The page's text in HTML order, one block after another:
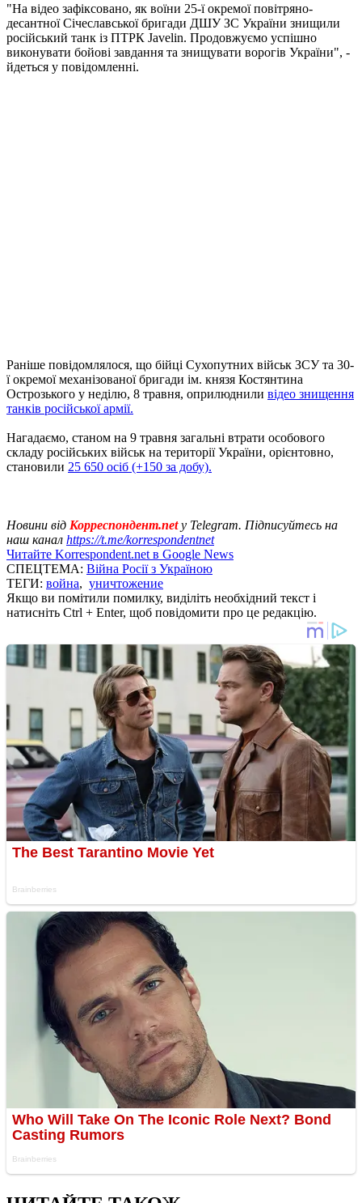
"На відео зафіксовано, як воїни 25-ї окремої повітряно-
десантної Січеславської бригади ДШУ ЗС України знищили
російський танк із ПТРК Javelin. Продовжуємо успішно
виконувати бойові завдання та знищувати ворогів України", -
йдеться у повідомленні.
Раніше повідомлялося, що бійці Сухопутних військ ЗСУ та 30-
ї окремої механізованої бригади ім. князя Костянтина
Острозького у неділю, 8 травня, оприлюднили відео знищення
танків російської армії.
Нагадаємо, станом на 9 травня загальні втрати особового
складу російських військ на території України, орієнтовно,
становили 25 650 осіб (+150 за добу).
Новини від Корреспондент.netу Telegram. Підписуйтесь на
наш канал https://t.me/korrespondentnet
Читайте Korrespondent.net в Google News
СПЕЦТЕМА: Війна Росії з Україною
ТЕГИ: война, уничтожение
Якщо ви помітили помилку, виділіть необхідний текст і
натисніть Ctrl + Enter, щоб повідомити про це редакцію.